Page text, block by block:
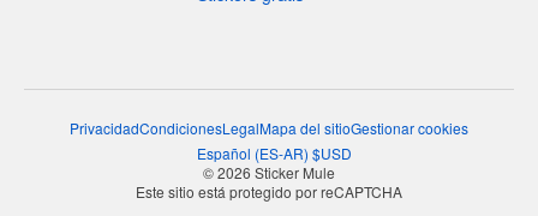
PrivacidadCondicionesLegalMapa del sitioGestionar cookies
Español (ES-AR) $USD
© 2026 Sticker Mule
Este sitio está protegido por reCAPTCHA